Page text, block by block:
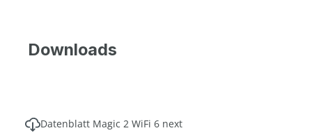
Downloads
Datenblatt Magic 2 WiFi 6 next